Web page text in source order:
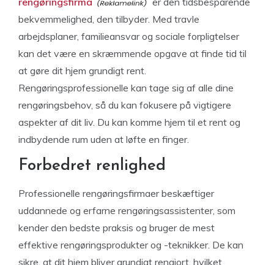
bekvemmelighed, den tilbyder. Med travle
arbejdsplaner, familieansvar og sociale forpligtelser
kan det være en skræmmende opgave at finde tid til
at gøre dit hjem grundigt rent.
Rengøringsprofessionelle kan tage sig af alle dine
rengøringsbehov, så du kan fokusere på vigtigere
aspekter af dit liv. Du kan komme hjem til et rent og
indbydende rum uden at løfte en finger.
Forbedret renlighed
Professionelle rengøringsfirmaer beskæftiger
uddannede og erfarne rengøringsassistenter, som
kender den bedste praksis og bruger de mest
effektive rengøringsprodukter og -teknikker. De kan
sikre, at dit hjem bliver grundigt rengjort, hvilket